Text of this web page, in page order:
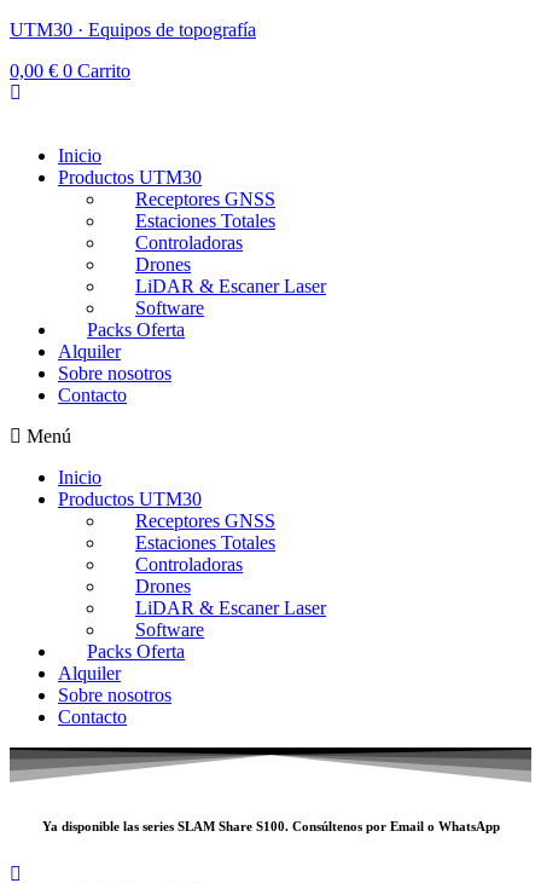
UTM30 · Equipos de topografía
0,00 € 0 Carrito
Inicio
Productos UTM30
Receptores GNSS
Estaciones Totales
Controladoras
Drones
LiDAR & Escaner Laser
Software
Packs Oferta
Alquiler
Sobre nosotros
Contacto
Menú
Inicio
Productos UTM30
Receptores GNSS
Estaciones Totales
Controladoras
Drones
LiDAR & Escaner Laser
Software
Packs Oferta
Alquiler
Sobre nosotros
Contacto
Ya disponible las series SLAM Share S100. Consúltenos por Emailo WhatsApp